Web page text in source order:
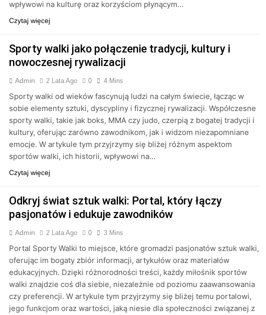
wpływowi na kulturę oraz korzyściom płynącym…
Czytaj więcej
Sporty walki jako połączenie tradycji, kultury i
nowoczesnej rywalizacji
Admin 2 Lata Ago 0 4 Mins
Sporty walki od wieków fascynują ludzi na całym świecie, łącząc w
sobie elementy sztuki, dyscypliny i fizycznej rywalizacji. Współczesne
sporty walki, takie jak boks, MMA czy judo, czerpią z bogatej tradycji i
kultury, oferując zarówno zawodnikom, jak i widzom niezapomniane
emocje. W artykule tym przyjrzymy się bliżej różnym aspektom
sportów walki, ich historii, wpływowi na…
Czytaj więcej
Odkryj świat sztuk walki: Portal, który łączy
pasjonatów i edukuje zawodników
Admin 2 Lata Ago 0 3 Mins
Portal Sporty Walki to miejsce, które gromadzi pasjonatów sztuk walki,
oferując im bogaty zbiór informacji, artykułów oraz materiałów
edukacyjnych. Dzięki różnorodności treści, każdy miłośnik sportów
walki znajdzie coś dla siebie, niezależnie od poziomu zaawansowania
czy preferencji. W artykule tym przyjrzymy się bliżej temu portalowi,
jego funkcjom oraz wartości, jaką niesie dla społeczności związanej z